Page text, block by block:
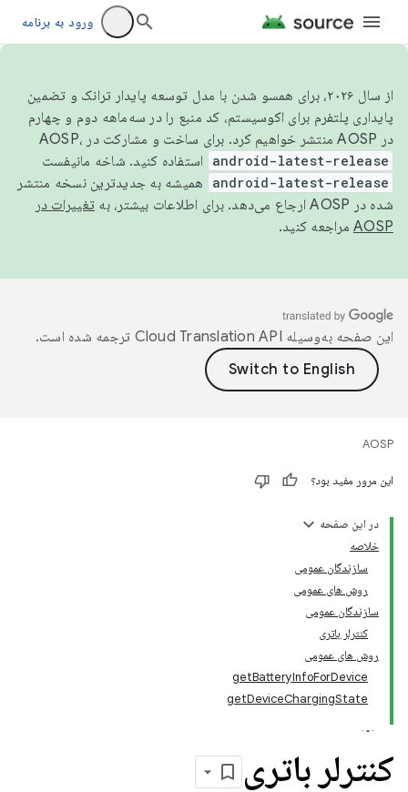
ورود به برنامه
از سال ۲۰۲۶، برای همسو شدن با مدل توسعه پایدار ترانک و تضمین
پایداری پلتفرم برای اکوسیستم، کد منبع را در سه‌ماهه دوم و چهارم
در AOSP منتشر خواهیم کرد. برای ساخت و مشارکت در AOSP،
android-latest-release استفاده کنید. شاخه مانیفست
android-latest-release
همیشه به جدیدترین نسخه منتشر
شده در AOSP ارجاع می‌دهد. برای اطلاعات بیشتر، به
تغییرات در
AOSP مراجعه کنید.
این صفحه به‌وسیله ترجمه شده است.
AOSP
این مرور مفید بود؟
در این صفحه
خلاصه
سازندگان عمومی
روش های عمومی
سازندگان عمومی
کنترلر باتری
روش های عمومی
getBatteryInfoForDevice
getDeviceChargingState
کنترلر باتری